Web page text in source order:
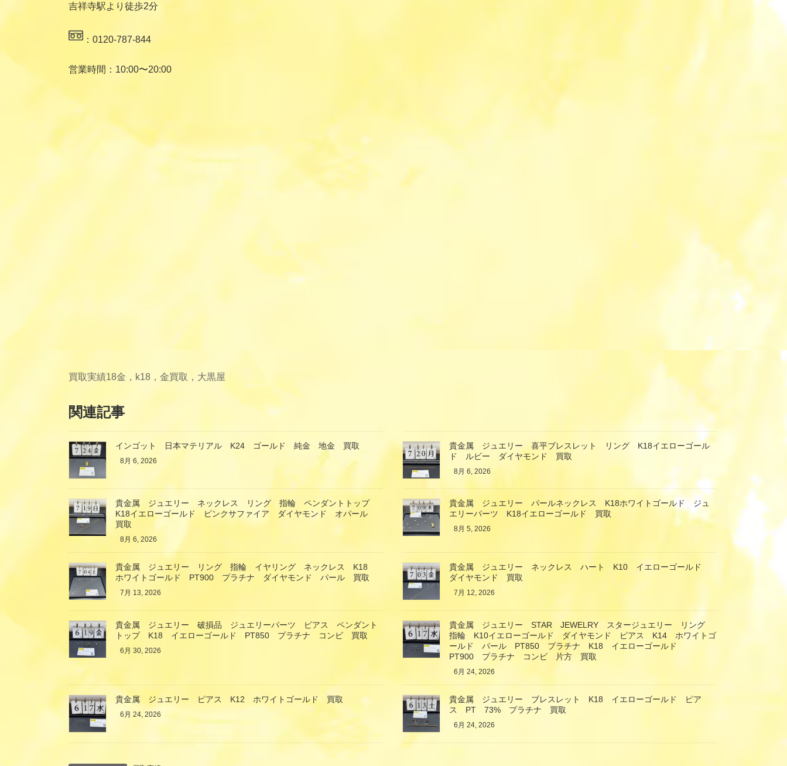
吉祥寺駅より徒歩2分
：0120-787-844
営業時間：10:00〜20:00
買取実績18金，k18，金買取，大黒屋
関連記事
インゴット 日本マテリアル K24 ゴールド 純金 地金 買取
8月 6, 2026
貴金属 ジュエリー 喜平ブレスレット リング K18イエローゴール
ド ルビー ダイヤモンド 買取
8月 6, 2026
貴金属 ジュエリー ネックレス リング 指輪 ペンダントトップ
K18イエローゴールド ピンクサファイア ダイヤモンド オパール
買取
8月 6, 2026
貴金属 ジュエリー パールネックレス K18ホワイトゴールド ジュ
エリーパーツ K18イエローゴールド 買取
8月 5, 2026
貴金属 ジュエリー リング 指輪 イヤリング ネックレス K18
ホワイトゴールド PT900 プラチナ ダイヤモンド パール 買取
7月 13, 2026
貴金属 ジュエリー ネックレス ハート K10 イエローゴールド
ダイヤモンド 買取
7月 12, 2026
貴金属 ジュエリー 破損品 ジュエリーパーツ ピアス ペンダント
トップ K18 イエローゴールド PT850 プラチナ コンビ 買取
6月 30, 2026
貴金属 ジュエリー STAR JEWELRY スタージュエリー リング
指輪 K10イエローゴールド ダイヤモンド ピアス K14 ホワイトゴ
ールド パール PT850 プラチナ K18 イエローゴールド
PT900 プラチナ コンビ 片方 買取
6月 24, 2026
貴金属 ジュエリー ピアス K12 ホワイトゴールド 買取
6月 24, 2026
貴金属 ジュエリー ブレスレット K18 イエローゴールド ピア
ス PT 73% プラチナ 買取
6月 24, 2026